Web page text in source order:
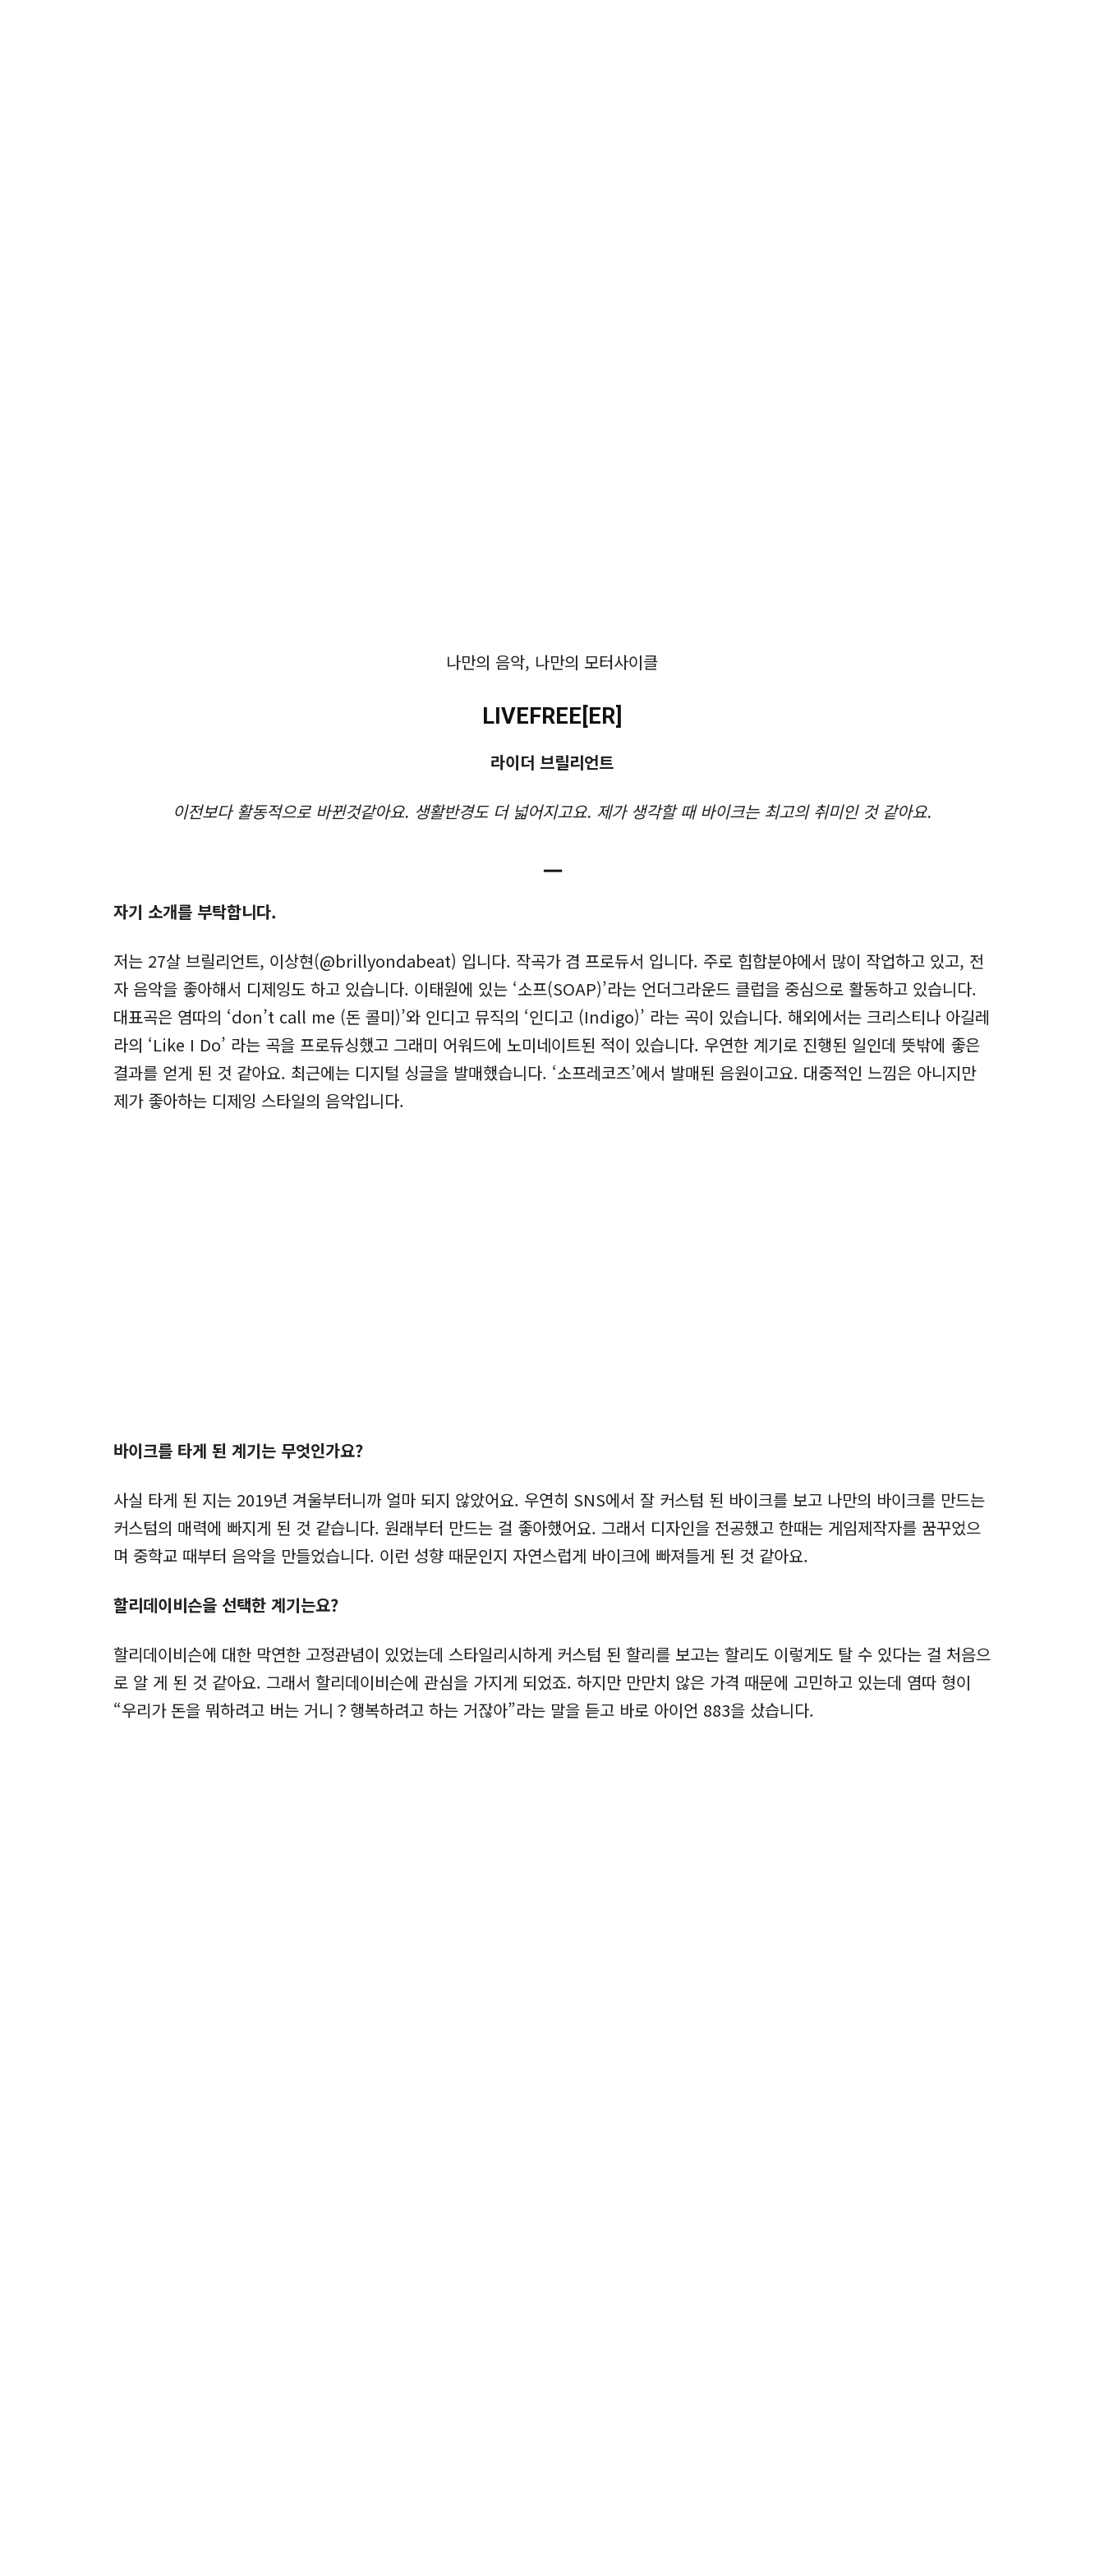
나만의 음악, 나만의 모터사이클
LIVEFREE[ER]
라이더 브릴리언트
이전보다 활동적으로 바뀐것같아요. 생활반경도 더 넓어지고요. 제가 생각할 때 바이크는 최고의 취미인 것 같아요.
ㅡ
자기 소개를 부탁합니다.
저는 27살 브릴리언트, 이상현(@brillyondabeat) 입니다. 작곡가 겸 프로듀서 입니다. 주로 힙합분야에서 많이 작업하고 있고, 전
자 음악을 좋아해서 디제잉도 하고 있습니다. 이태원에 있는 ‘소프(SOAP)’라는 언더그라운드 클럽을 중심으로 활동하고 있습니다.
대표곡은 염따의 ‘don’t call me (돈 콜미)’와 인디고 뮤직의 ‘인디고 (Indigo)’ 라는 곡이 있습니다. 해외에서는 크리스티나 아길레
라의 ‘Like I Do’ 라는 곡을 프로듀싱했고 그래미 어워드에 노미네이트된 적이 있습니다. 우연한 계기로 진행된 일인데 뜻밖에 좋은
결과를 얻게 된 것 같아요. 최근에는 디지털 싱글을 발매했습니다. ‘소프레코즈’에서 발매된 음원이고요. 대중적인 느낌은 아니지만
제가 좋아하는 디제잉 스타일의 음악입니다.
바이크를 타게 된 계기는 무엇인가요?
사실 타게 된 지는 2019년 겨울부터니까 얼마 되지 않았어요. 우연히 SNS에서 잘 커스텀 된 바이크를 보고 나만의 바이크를 만드는
커스텀의 매력에 빠지게 된 것 같습니다. 원래부터 만드는 걸 좋아했어요. 그래서 디자인을 전공했고 한때는 게임제작자를 꿈꾸었으
며 중학교 때부터 음악을 만들었습니다. 이런 성향 때문인지 자연스럽게 바이크에 빠져들게 된 것 같아요.
할리데이비슨을 선택한 계기는요?
할리데이비슨에 대한 막연한 고정관념이 있었는데 스타일리시하게 커스텀 된 할리를 보고는 할리도 이렇게도 탈 수 있다는 걸 처음으
로 알 게 된 것 같아요. 그래서 할리데이비슨에 관심을 가지게 되었죠. 하지만 만만치 않은 가격 때문에 고민하고 있는데 염따 형이
“우리가 돈을 뭐하려고 버는 거니？행복하려고 하는 거잖아”라는 말을 듣고 바로 아이언 883을 샀습니다.